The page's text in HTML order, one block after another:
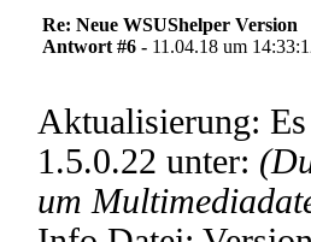
Re: Neue WSUShelper Version
Antwort #6 - 11.04.18 um
Aktualisierung:
1.5.0.22 unter:
um